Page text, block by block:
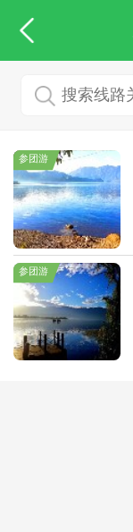
参团游
参团游